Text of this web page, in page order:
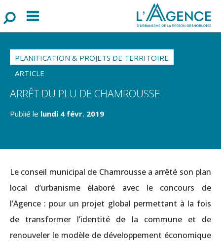
Menu
PLANIFICATION & PROJETS DE TERRITOIRE
ARTICLE
ARRÊT DU PLU DE CHAMROUSSE
Publié le lundi 4 févr. 2019
Le conseil municipal de Chamrousse a arrêté son plan
local d’urbanisme élaboré avec le concours de
l’Agence : pour un projet global permettant à la fois
de transformer l’identité de la commune et de
renouveler le modèle de développement économique